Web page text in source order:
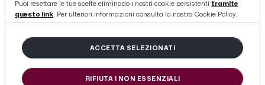
Maltignano, intervento
all'illuminazione pubblica.
Approvate anche tre opere per
manutenzione strade
Puoi resettare le tue scelte eliminado i nostri cookie persistenti tramite
questo link. Per ulteriori informazioni consulta la nostra Cookie Policy.
ACCETTA SELEZIONATI
RIFIUTA I NON ESSENZIALI